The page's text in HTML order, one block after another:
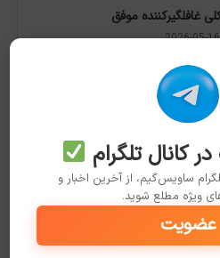
غافلگیرکننده موفق
2026-05-16
کانال تلگرام
ساویس‌گیم، از آخرین اخبار و
ویژه مطلع شوید.
عضویت